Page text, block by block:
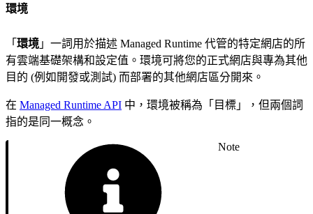
環境
「 環境 」一詞用於描述 Managed Runtime 代管的特定網店的所
有雲端基礎架構和設定值。環境可將您的正式網店與專為其他
目的 (例如開發或測試) 而部署的其他網店區分開來。
在 Managed Runtime API 中，環境被稱為「目標」，但兩個詞
指的是同一概念。
Note